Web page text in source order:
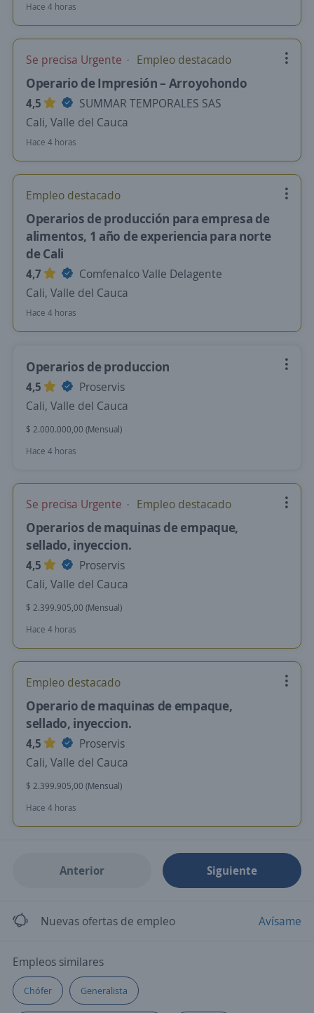
Hace 4 horas
Se precisa Urgente Empleo destacado
Operario de Impresión – Arroyohondo
4,5
SUMMAR TEMPORALES SAS
Cali, Valle del Cauca
Hace 4 horas
Empleo destacado
Operarios de producción para empresa de
alimentos, 1 año de experiencia para norte
de Cali
4,7
Comfenalco Valle Delagente
Cali, Valle del Cauca
Hace 4 horas
Operarios de produccion
4,5
Proservis
Cali, Valle del Cauca
$ 2.000.000,00 (Mensual)
Hace 4 horas
Se precisa Urgente Empleo destacado
Operarios de maquinas de empaque,
sellado, inyeccion.
4,5
Proservis
Cali, Valle del Cauca
$ 2.399.905,00 (Mensual)
Hace 4 horas
Empleo destacado
Operario de maquinas de empaque,
sellado, inyeccion.
4,5
Proservis
Cali, Valle del Cauca
$ 2.399.905,00 (Mensual)
Hace 4 horas
Anterior Siguiente
Nuevas ofertas de empleo Avísame
Empleos similares
Chófer Generalista